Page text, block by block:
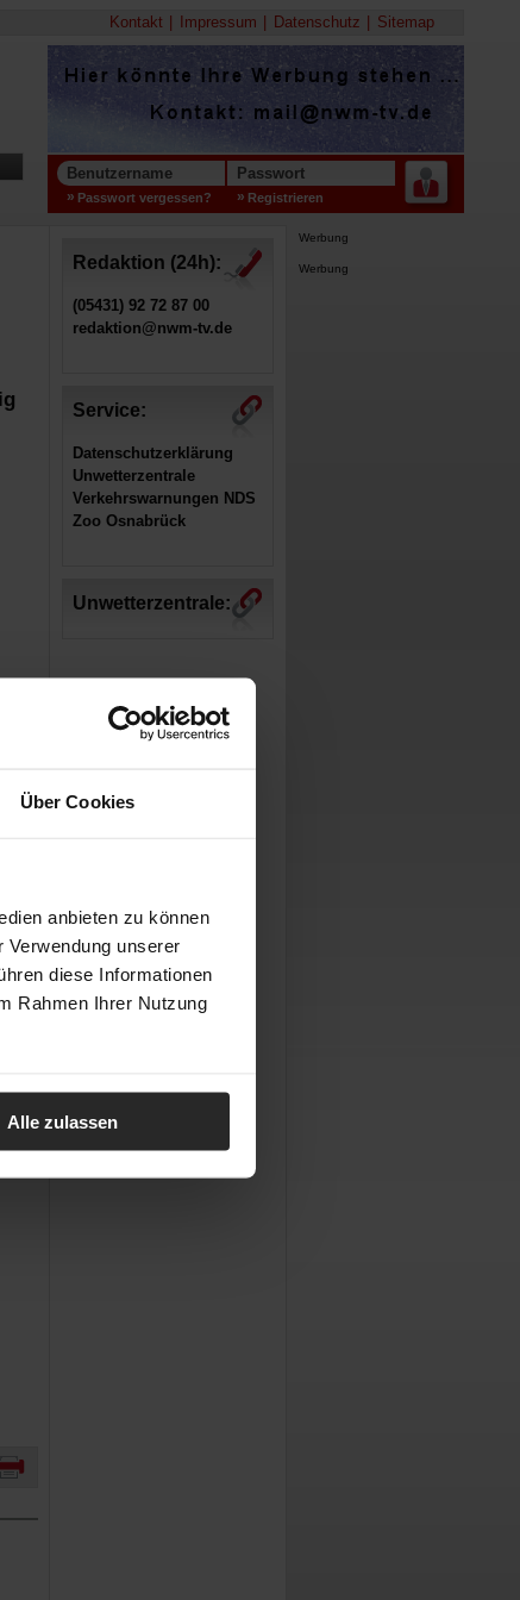
Über Cookies
anbieten zu können
unserer
diese Informationen
Rahmen Ihrer Nutzung
Alle zulassen
Kontakt Impressum Datenschutz Sitemap
Benutzername Passwort
Passwort vergessen? Registrieren
Redaktion (24h):
(05431) 92 72 87 00
redaktion@nwm-tv.de
Service:
Datenschutzerklärung
Unwetterzentrale
Verkehrswarnungen NDS
Zoo Osnabrück
Unwetterzentrale:
Werbung
Werbung